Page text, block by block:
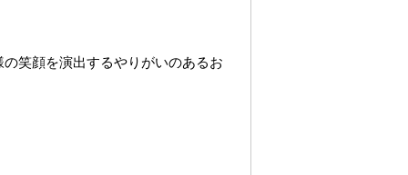
笑顔を演出するやりがいのあるお